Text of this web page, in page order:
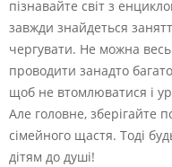
пізнавайте світ з
завжди знайдеться
чергувати. Не можна
проводити занадто
щоб не втомлюватися і
Але головне, зберігайте
сімейного щастя. Тоді
дітям до душі!